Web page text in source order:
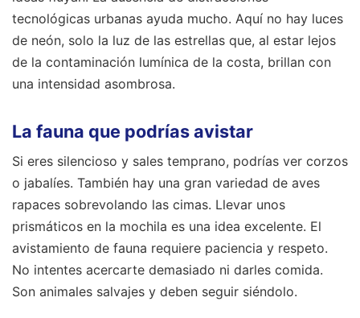
tecnológicas urbanas ayuda mucho. Aquí no hay luces
de neón, solo la luz de las estrellas que, al estar lejos
de la contaminación lumínica de la costa, brillan con
una intensidad asombrosa.
La fauna que podrías avistar
Si eres silencioso y sales temprano, podrías ver corzos
o jabalíes. También hay una gran variedad de aves
rapaces sobrevolando las cimas. Llevar unos
prismáticos en la mochila es una idea excelente. El
avistamiento de fauna requiere paciencia y respeto.
No intentes acercarte demasiado ni darles comida.
Son animales salvajes y deben seguir siéndolo.